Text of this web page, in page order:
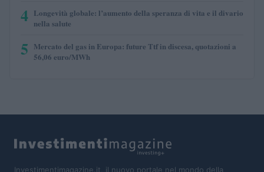
4 Longevità globale: l’aumento della speranza di vita e il divario
nella salute
5 Mercato del gas in Europa: future Ttf in discesa, quotazioni a
56,06 euro/MWh
Investimentimagazine.it, il nuovo portale nel mondo della